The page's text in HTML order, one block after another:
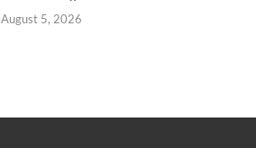
August 5, 2026